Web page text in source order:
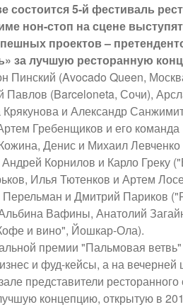
состоится 5-й фестиваль
нон-стоп на сцене
проектов –
за лучшую ресторанную
Пинский (Avocado Queen,
Павлов (Barceloneta, Сочи),
и Александр
Гребенщиков и его команда
Денис и Михаил
Корнилов и Карло Греку
Илья Тютенков и Артем
и Дмитрий Париков
Вафины, Анатолий
и вино", Йошкар-Ола).
премии "Пальмовая
и фуд-кейсы, а на вечерней
представители
концепцию, открытую в